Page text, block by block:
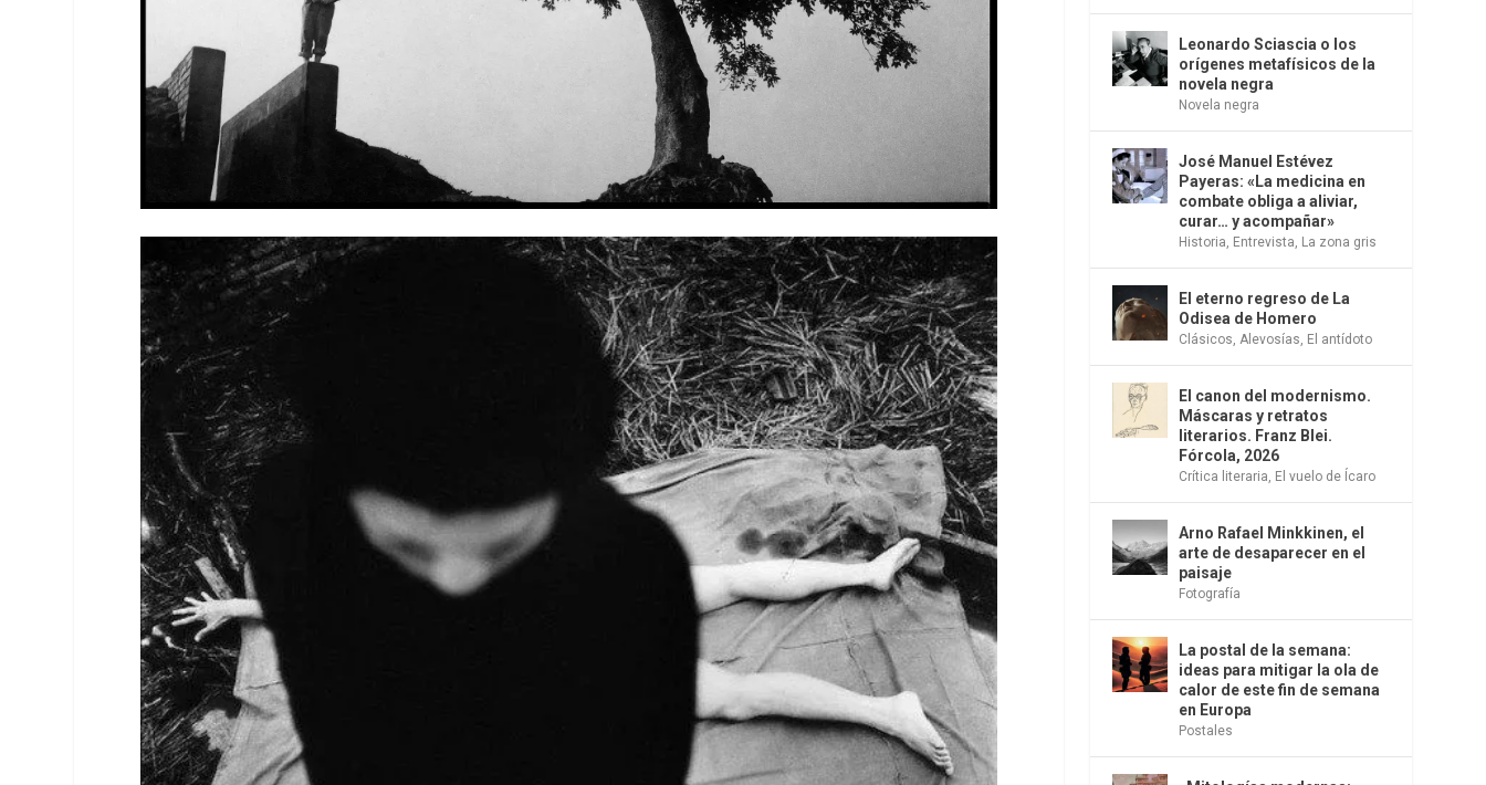
Leonardo Sciascia o los
orígenes metafísicos de la
novela negra
Novela negra
José Manuel Estévez
Payeras: «La medicina en
combate obliga a aliviar,
curar… y acompañar»
Historia Entrevista La zona gris
El eterno regreso de La
Odisea de Homero
Clásicos Alevosías El antídoto
El canon del modernismo.
Máscaras y retratos
literarios. Franz Blei.
Fórcola, 2026
Crítica literaria El vuelo de Ícaro
Arno Rafael Minkkinen, el
arte de desaparecer en el
paisaje
Fotografía
La postal de la semana:
ideas para mitigar la ola de
calor de este fin de semana
en Europa
Postales